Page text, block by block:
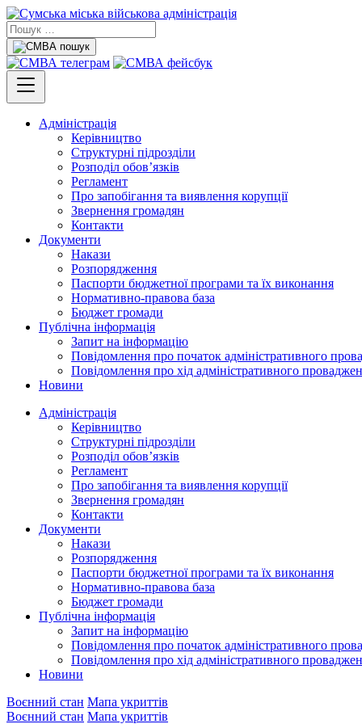
Адміністрація
Керівництво
Структурні підрозділи
Розподіл обов’язків
Регламент
Про запобігання та виявлення корупції
Звернення громадян
Контакти
Документи
Накази
Розпорядження
Паспорти бюджетної програми та їх виконання
Нормативно-правова база
Бюджет громади
Публічна інформація
Запит на інформацію
Повідомлення про початок адміністративного
Повідомлення про хід адміністративного
Новини
Адміністрація
Керівництво
Структурні підрозділи
Розподіл обов’язків
Регламент
Про запобігання та виявлення корупції
Звернення громадян
Контакти
Документи
Накази
Розпорядження
Паспорти бюджетної програми та їх виконання
Нормативно-правова база
Бюджет громади
Публічна інформація
Запит на інформацію
Повідомлення про початок адміністративного
Повідомлення про хід адміністративного
Новини
Воєнний стан Мапа укриттів
Воєнний стан Мапа укриттів